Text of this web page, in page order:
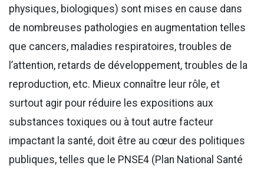
physiques, biologiques) sont mises en cause dans
de nombreuses pathologies en augmentation telles
que cancers, maladies respiratoires, troubles de
l’attention, retards de développement, troubles de la
reproduction, etc. Mieux connaître leur rôle, et
surtout agir pour réduire les expositions aux
substances toxiques ou à tout autre facteur
impactant la santé, doit être au cœur des politiques
publiques, telles que le PNSE4 (Plan National Santé